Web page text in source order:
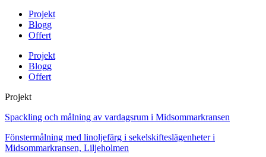
Projekt
Blogg
Offert
Projekt
Blogg
Offert
Projekt
Spackling och målning av vardagsrum i Midsommarkransen
Fönstermålning med linoljefärg i sekelskifteslägenheter i
Midsommarkransen, Liljeholmen